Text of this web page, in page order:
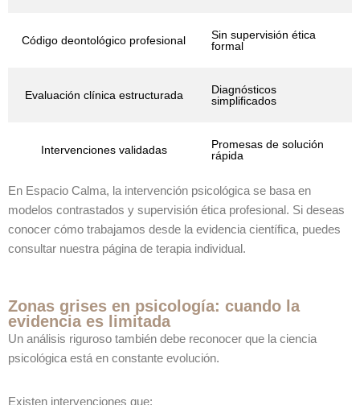
Código deontológico profesional
Sin supervisión ética
formal
Evaluación clínica estructurada
Diagnósticos
simplificados
Intervenciones validadas
Promesas de solución
rápida
En Espacio Calma, la intervención psicológica se basa en
modelos contrastados y supervisión ética profesional. Si deseas
conocer cómo trabajamos desde la evidencia científica, puedes
consultar nuestra página de terapia individual.
Zonas grises en psicología: cuando la
evidencia es limitada
Un análisis riguroso también debe reconocer que la ciencia
psicológica está en constante evolución.
Existen intervenciones que: